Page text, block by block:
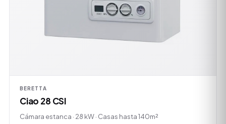
BERETTA
Ciao 28 CSI
Cámara estanca · 28 kW · Casas hasta 140m²